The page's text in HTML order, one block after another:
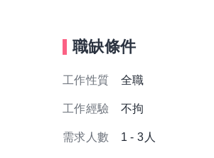
職缺條件
工作性質 全職
工作經驗 不拘
需求人數 1 - 3人